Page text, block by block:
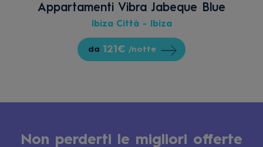
Appartamenti Vibra Jabeque Blue
Ibiza Città - Ibiza
da 121€ /notte
Non perderti le migliori offerte